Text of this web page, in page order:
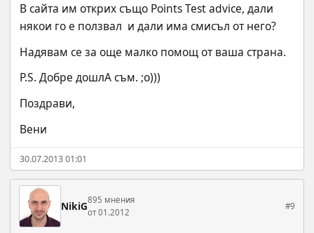
В сайта им открих също Points Test advice, дали
някои го е ползвал  и дали има смисъл от него?
Надявам се за още малко помощ от ваша страна.
P.S. Добре дошлА съм. ;o)))
Поздрави,
Вени
30.07.2013 01:01
NikiG895 мнения
от 01.2012
#9